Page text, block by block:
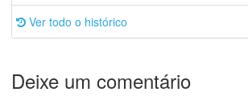
Ver todo o histórico
Deixe um comentário